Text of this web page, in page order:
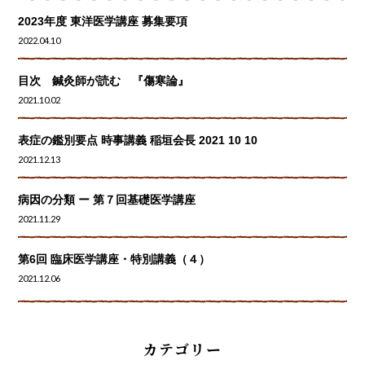
2023年度 東洋医学講座 募集要項
2022.04.10
目次 鍼灸師が読む 『傷寒論』
2021.10.02
表症の鑑別要点 時事講義 稲垣会長 2021 10 10
2021.12.13
病因の分類 ー 第７回基礎医学講座
2021.11.29
第6回 臨床医学講座・特別講義（４）
2021.12.06
カテゴリー